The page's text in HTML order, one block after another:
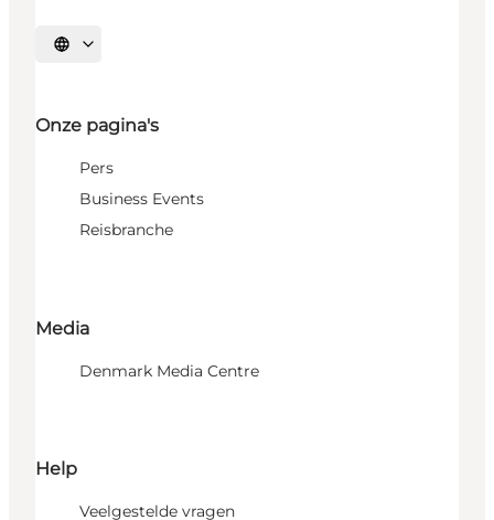
Selecteer taal
Onze pagina's
Pers
Business Events
Reisbranche
Media
Denmark Media Centre
Help
Veelgestelde vragen